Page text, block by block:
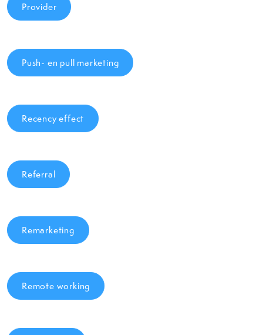
Provider
Push- en pull marketing
Recency effect
Referral
Remarketing
Remote working